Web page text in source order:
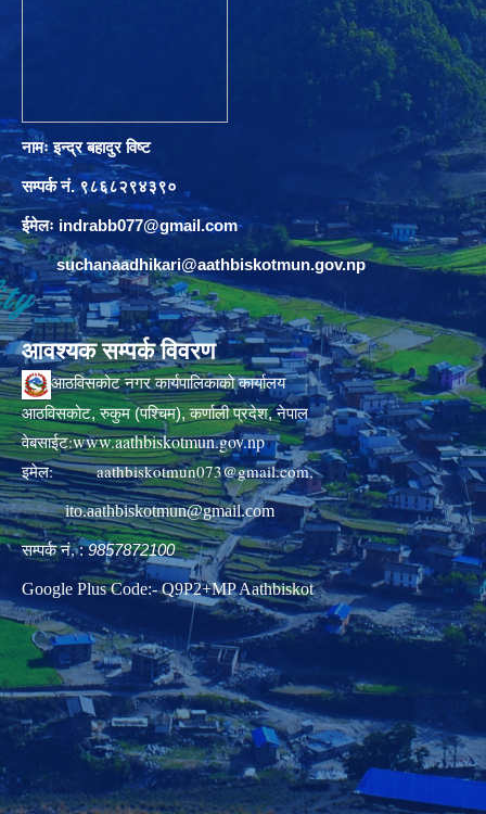
नामः इन्द्र बहादुर विष्ट
सम्पर्क नं. ९८६८२९४३९०
ईमेलः indrabb077@gmail.com
suchanaadhikari@aathbiskotmun.gov.np
आवश्यक सम्पर्क विवरण
आठविसकोट नगर कार्यपालिकाको कार्यालय
आठविसकोट, रुकुम (पश्चिम), कर्णाली प्रदेश, नेपाल
वेबसाईट:www.aathbiskotmun.gov.np
इमेल:aathbiskotmun073@gmail.com,
ito.aathbiskotmun@gmail.com
सम्पर्क नं. :9857872100
Google Plus Code:- Q9P2+MP Aathbiskot